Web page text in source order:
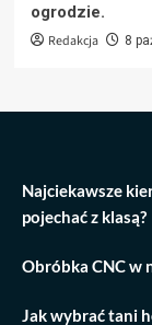
ogrodzie.
Redakcja 8
Najciekawsze
pojechać z klasą?
Obróbka CNC w
Jak wybrać tani